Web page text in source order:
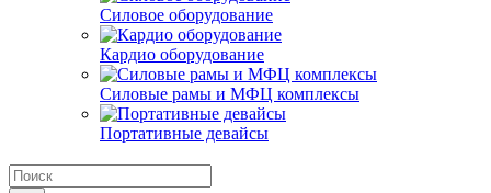
Силовое оборудование
Кардио оборудование
Силовые рамы и МФЦ комплексы
Портативные девайсы